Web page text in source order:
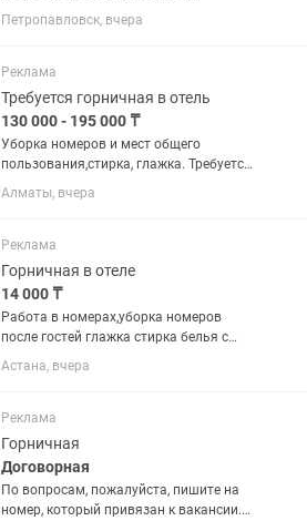
управлению апарт-отелем.
Обязанности: - Обработка входящих
бронирования) - Консультирование
гостей и...
Петропавловск, вчера
Реклама
Требуется горничная в отель
130 000 - 195 000 ₸
Уборка номеров и мест общего
пользования,стирка, глажка. Требуется
женщина возраст 25-55лет,График
работы сутки через двое. График
собеседовании (возможна ежедневная
оплата)...
Алматы, вчера
Реклама
Горничная в отеле
14 000 ₸
Работа в номерах,уборка номеров
после гостей глажка стирка белья с
номеров.Чистоплотная ответственная
девушка.
Астана, вчера
Реклама
Горничная
Договорная
По вопросам, пожалуйста, пишите на
номер, который привязан к вакансии.